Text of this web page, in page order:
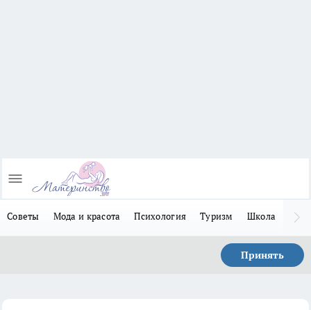
Советы Мода и красота Психология Туризм Школа
Принять